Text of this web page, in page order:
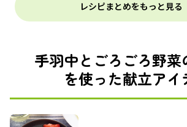
レシピまとめをもっと見る
手羽中とごろごろ野菜
を使った献立アイ